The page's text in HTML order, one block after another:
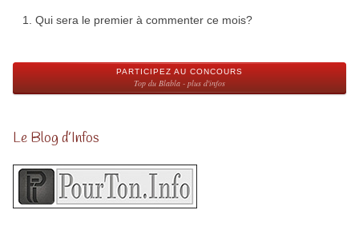
Qui sera le premier à commenter ce mois?
PARTICIPEZ AU CONCOURS
Top du Blabla - plus d'infos
Le Blog d’Infos